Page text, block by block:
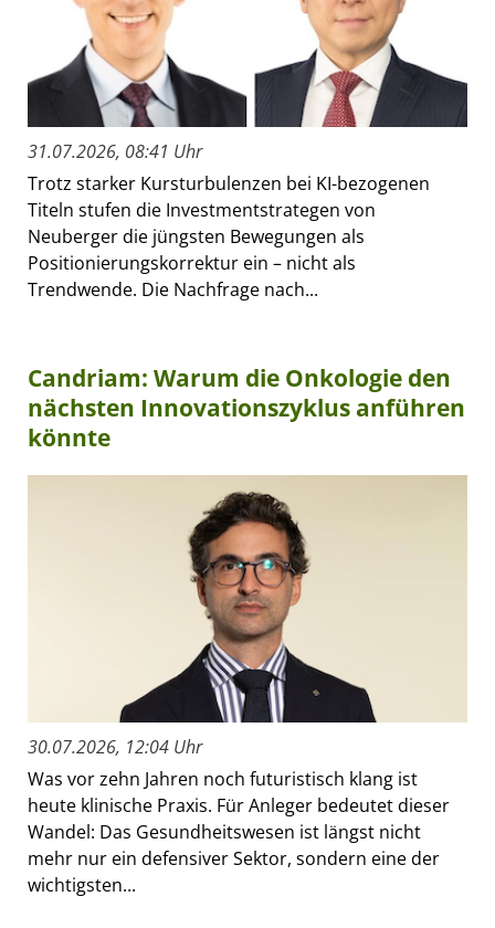
31.07.2026, 08:41 Uhr
Trotz starker Kursturbulenzen bei KI-bezogenen
Titeln stufen die Investmentstrategen von
Neuberger die jüngsten Bewegungen als
Positionierungskorrektur ein – nicht als
Trendwende. Die Nachfrage nach...
Candriam: Warum die Onkologie den
nächsten Innovationszyklus anführen
könnte
30.07.2026, 12:04 Uhr
Was vor zehn Jahren noch futuristisch klang ist
heute klinische Praxis. Für Anleger bedeutet dieser
Wandel: Das Gesundheitswesen ist längst nicht
mehr nur ein defensiver Sektor, sondern eine der
wichtigsten...